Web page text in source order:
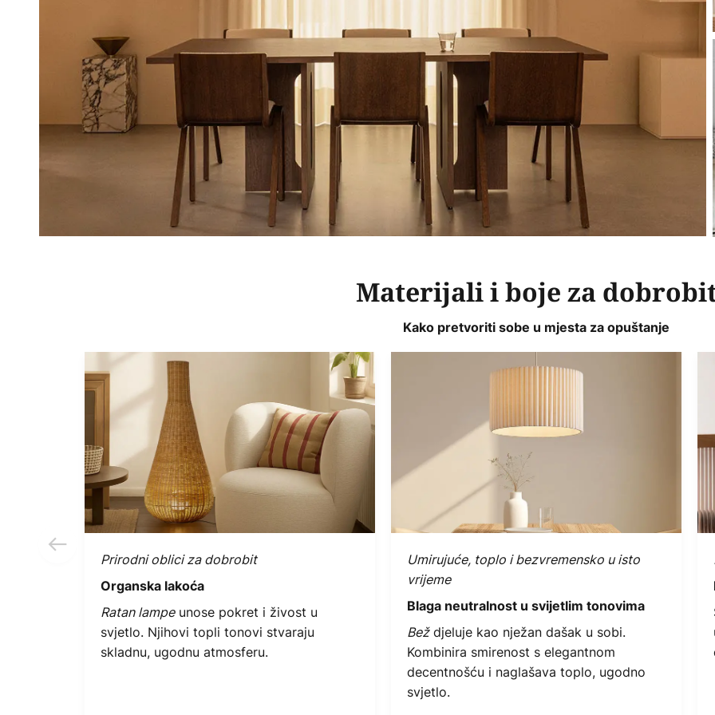
Materijali i boje za
Kako pretvoriti sobe u mjesta za opuštanje
Prirodni oblici za dobrobit
Organska lakoća
Ratan lampeunose pokret i živost u
svjetlo. Njihovi topli tonovi stvaraju
skladnu, ugodnu atmosferu.
Umirujuće, toplo i bezvremensko u isto
vrijeme
Blaga neutralnost u svijetlim tonovima
Beždjeluje kao nježan dašak u sobi.
Kombinira smirenost s elegantnom
decentnošću i naglašava toplo, ugodno
svjetlo.